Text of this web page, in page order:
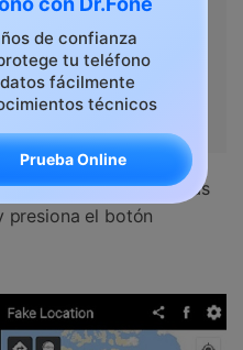
la ubicación que quieras
presiona el botón
de confianza
tu teléfono
fácilmente
técnicos
Prueba Online